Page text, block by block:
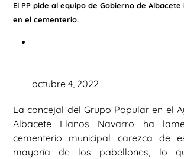
El PP pide al equipo de Gobierno de
en el cementerio.
octubre 4, 2022
La concejal del Grupo Popular en el
Albacete Llanos Navarro ha
cementerio municipal carezca de
mayoría de los pabellones, lo